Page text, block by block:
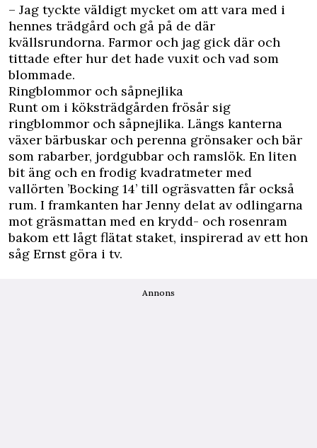
– Jag tyckte väldigt mycket om att vara med i
hennes trädgård och gå på de där
kvällsrundorna. Farmor och jag gick där och
tittade efter hur det hade vuxit och vad som
blommade.
Ringblommor och såpnejlika
Runt om i köksträdgården frösår sig
ringblommor och såpnejlika. Längs kanterna
växer bärbuskar och perenna grönsaker och bär
som rabarber, jordgubbar och ramslök. En liten
bit äng och en frodig kvadratmeter med
vallörten ’Bocking 14’ till ogräsvatten får också
rum. I framkanten har Jenny delat av odlingarna
mot gräsmattan med en krydd- och rosenram
bakom ett lågt flätat staket, inspirerad av ett hon
såg Ernst göra i tv.
Annons